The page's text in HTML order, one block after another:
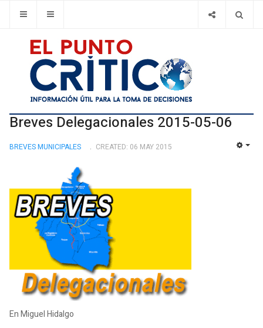
Breves Delegacionales 2015-05-06
BREVES MUNICIPALES CREATED: 06 MAY 2015
En Miguel Hidalgo